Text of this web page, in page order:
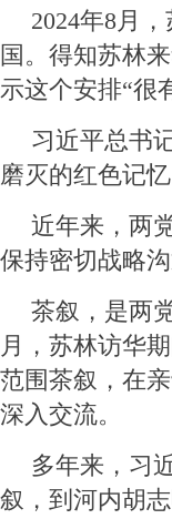
2024年8月
国。得知苏林
示这个安排“很
习近平总书
磨灭的红色记
近年来，两
保持密切战略
茶叙，是两
月，苏林访华
范围茶叙，在
深入交流。
多年来，习
叙，到河内胡